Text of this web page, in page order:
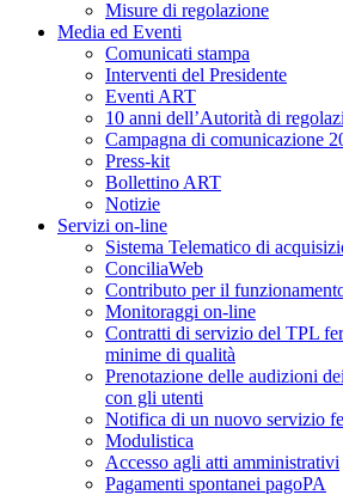
Misure di regolazione
Media ed Eventi
Comunicati stampa
Interventi del Presidente
Eventi ART
10 anni dell’Autorità di
Campagna di comunicazione
Press-kit
Bollettino ART
Notizie
Servizi on-line
Sistema Telematico di
ConciliaWeb
Contributo per il
Monitoraggi on-line
Contratti di servizio del TPL
minime di qualità
Prenotazione delle audizioni
con gli utenti
Notifica di un nuovo servizio
Modulistica
Accesso agli atti amministrativi
Pagamenti spontanei pagoPA